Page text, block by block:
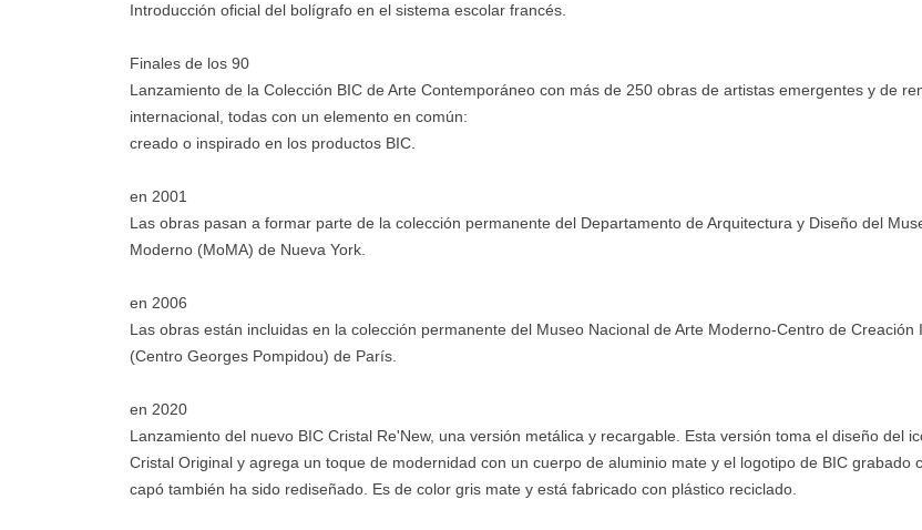
Introducción oficial del bolígrafo en el sistema escolar francés.
Finales de los 90
Lanzamiento de la Colección BIC de Arte Contemporáneo con más de 250 obras de artistas emergentes y de
internacional, todas con un elemento en común:
creado o inspirado en los productos BIC.
en 2001
Las obras pasan a formar parte de la colección permanente del Departamento de Arquitectura y Diseño del
Moderno (MoMA) de Nueva York.
en 2006
Las obras están incluidas en la colección permanente del Museo Nacional de Arte Moderno-Centro de Creación
(Centro Georges Pompidou) de París.
en 2020
Lanzamiento del nuevo BIC Cristal Re'New, una versión metálica y recargable. Esta versión toma el diseño del
Cristal Original y agrega un toque de modernidad con un cuerpo de aluminio mate y el logotipo de BIC grabado
capó también ha sido rediseñado. Es de color gris mate y está fabricado con plástico reciclado.